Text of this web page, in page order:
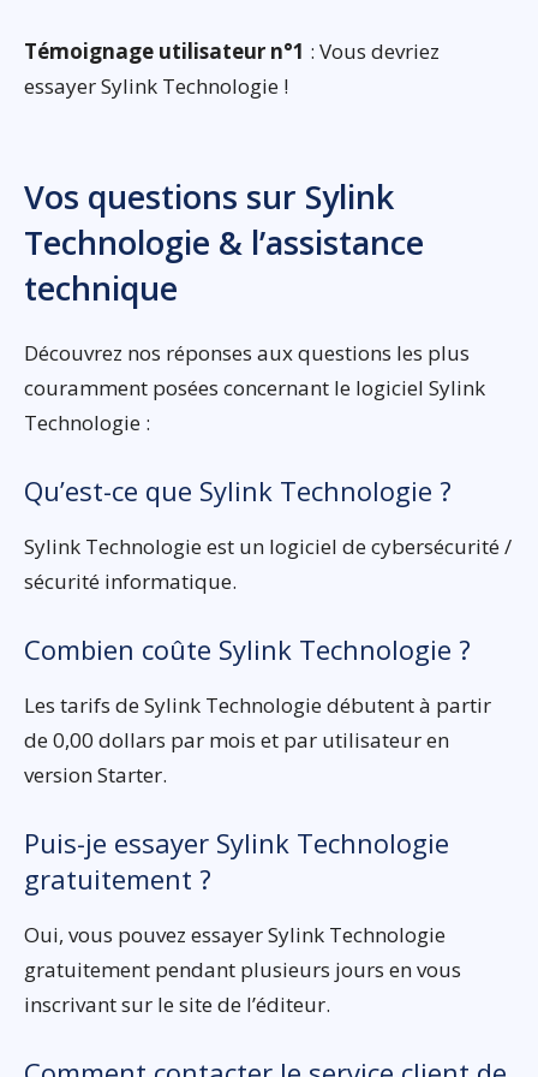
Témoignage utilisateur n°1 : Vous devriez
essayer Sylink Technologie !
Vos questions sur Sylink
Technologie & l’assistance
technique
Découvrez nos réponses aux questions les plus
couramment posées concernant le logiciel Sylink
Technologie :
Qu’est-ce que Sylink Technologie ?
Sylink Technologie est un logiciel de cybersécurité /
sécurité informatique.
Combien coûte Sylink Technologie ?
Les tarifs de Sylink Technologie débutent à partir
de 0,00 dollars par mois et par utilisateur en
version Starter.
Puis-je essayer Sylink Technologie
gratuitement ?
Oui, vous pouvez essayer Sylink Technologie
gratuitement pendant plusieurs jours en vous
inscrivant sur le site de l’éditeur.